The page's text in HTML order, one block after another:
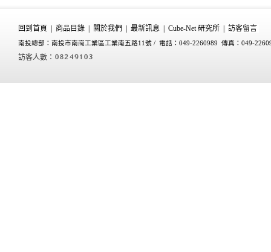
回到首頁 商品目錄 關於我們 最新訊息 Cube-Net 研究所 訪客留言
南投總部：南投市南崗工業區工業南五路11號 / 電話：049-2260989 傳真：049-
訪客人數：